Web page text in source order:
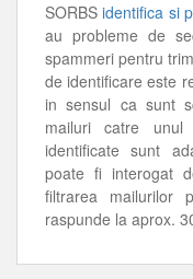
SORBSidentifica si
au probleme de
spammeri pentru
de identificare este
in sensul ca sunt
mailuri catre unul
identificate sunt
poate fi interogat
filtrarea mailurilor
raspunde la aprox.